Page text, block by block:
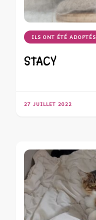
ILS ONT ÉTÉ ADOPTÉS
STACY
27 JUILLET 2022